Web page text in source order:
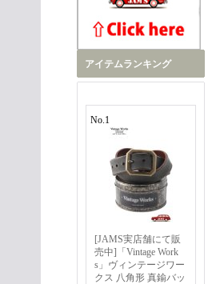
アイテムランキング
No.1
[JAMS実店舗にて販
売中]「Vintage Work
s」ヴィンテージワー
クス 八角形 真鍮バッ